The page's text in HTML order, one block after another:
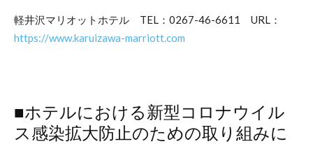
軽井沢マリオットホテル TEL：0267-46-6611 URL：
https://www.karuizawa-marriott.com
■ホテルにおける新型コロナウイル
ス感染拡大防止のための取り組みに